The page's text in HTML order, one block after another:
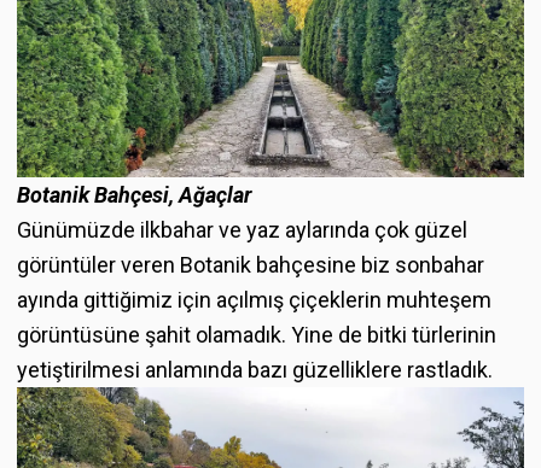
Botanik Bahçesi, Ağaçlar
Günümüzde ilkbahar ve yaz aylarında çok güzel
görüntüler veren Botanik bahçesine biz sonbahar
ayında gittiğimiz için açılmış çiçeklerin muhteşem
görüntüsüne şahit olamadık. Yine de bitki türlerinin
yetiştirilmesi anlamında bazı güzelliklere rastladık.